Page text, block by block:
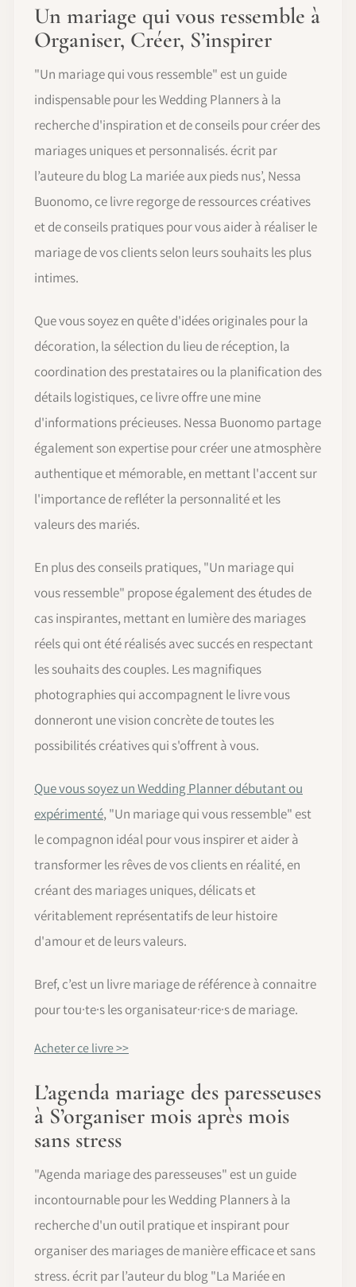
Un mariage qui vous ressemble à
Organiser, Créer, S’inspirer
"Un mariage qui vous ressemble" est un guide
indispensable pour les Wedding Planners à la
recherche d'inspiration et de conseils pour créer des
mariages uniques et personnalisés. écrit par
l’auteure du blog La mariée aux pieds nus’, Nessa
Buonomo, ce livre regorge de ressources créatives
et de conseils pratiques pour vous aider à réaliser le
mariage de vos clients selon leurs souhaits les plus
intimes.
Que vous soyez en quête d'idées originales pour la
décoration, la sélection du lieu de réception, la
coordination des prestataires ou la planification des
détails logistiques, ce livre offre une mine
d'informations précieuses. Nessa Buonomo partage
également son expertise pour créer une atmosphère
authentique et mémorable, en mettant l'accent sur
l'importance de refléter la personnalité et les
valeurs des mariés.
En plus des conseils pratiques, "Un mariage qui
vous ressemble" propose également des études de
cas inspirantes, mettant en lumière des mariages
réels qui ont été réalisés avec succés en respectant
les souhaits des couples. Les magnifiques
photographies qui accompagnent le livre vous
donneront une vision concrète de toutes les
possibilités créatives qui s'offrent à vous.
Que vous soyez un Wedding Planner débutant ou
expérimenté, "Un mariage qui vous ressemble" est
le compagnon idéal pour vous inspirer et aider à
transformer les rêves de vos clients en réalité, en
créant des mariages uniques, délicats et
véritablement représentatifs de leur histoire
d'amour et de leurs valeurs.
Bref, c’est un livre mariage de référence à connaitre
pour tou·te·s les organisateur·rice·s de mariage.
Acheter ce livre >>
L’agenda mariage des paresseuses
à S’organiser mois après mois
sans stress
"Agenda mariage des paresseuses" est un guide
incontournable pour les Wedding Planners à la
recherche d'un outil pratique et inspirant pour
organiser des mariages de manière efficace et sans
stress. écrit par l’auteur du blog "La Mariée en